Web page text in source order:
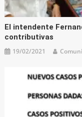
El intendente
contributivas
19/02/2021